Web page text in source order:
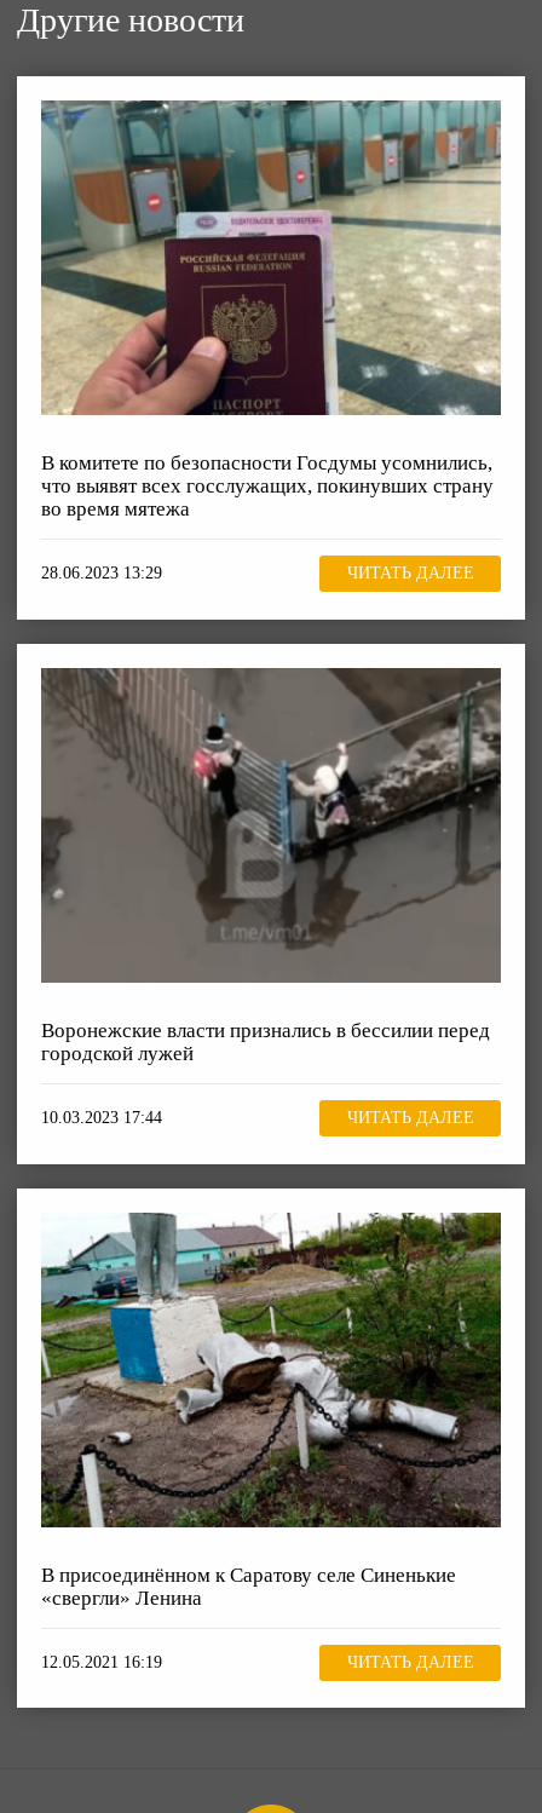
Другие новости
В комитете по безопасности Госдумы усомнились,
что выявят всех госслужащих, покинувших страну
во время мятежа
28.06.2023 13:29 ЧИТАТЬ ДАЛЕЕ
Воронежские власти признались в бессилии перед
городской лужей
10.03.2023 17:44 ЧИТАТЬ ДАЛЕЕ
В присоединённом к Саратову селе Синенькие
«свергли» Ленина
12.05.2021 16:19 ЧИТАТЬ ДАЛЕЕ